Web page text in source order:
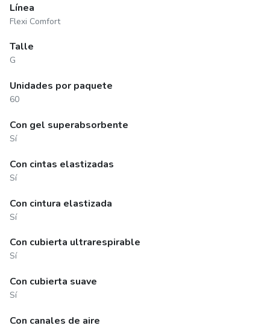
Línea
Flexi Comfort
Talle
G
Unidades por paquete
60
Con gel superabsorbente
Sí
Con cintas elastizadas
Sí
Con cintura elastizada
Sí
Con cubierta ultrarespirable
Sí
Con cubierta suave
Sí
Con canales de aire